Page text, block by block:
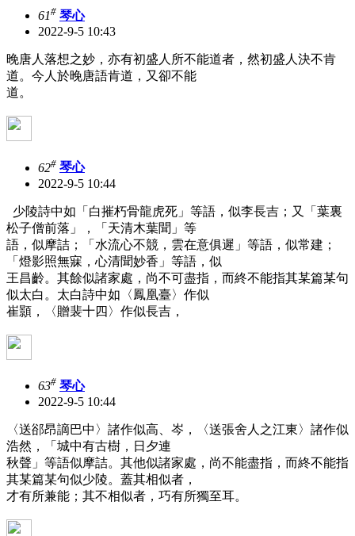
61# 琴心
2022-9-5 10:43
晚唐人落想之妙，亦有初盛人所不能道者，然初盛人決不肯
道。今人於晚唐語肯道，又卻不能
道。
62# 琴心
2022-9-5 10:44
少陵詩中如「白摧朽骨龍虎死」等語，似李長吉；又「葉裏
松子僧前落」，「天清木葉聞」等
語，似摩詰；「水流心不競，雲在意俱遲」等語，似常建；
「燈影照無寐，心清聞妙香」等語，似
王昌齡。其餘似諸家處，尚不可盡指，而終不能指其某篇某句
似太白。太白詩中如〈鳳凰臺〉作似
崔顥，〈贈裴十四〉作似長吉，
63# 琴心
2022-9-5 10:44
〈送郤昂謫巴中〉諸作似高、岑，〈送張舍人之江東〉諸作似
浩然，「城中有古樹，日夕連
秋聲」等語似摩詰。其他似諸家處，尚不能盡指，而終不能指
其某篇某句似少陵。蓋其相似者，
才有所兼能；其不相似者，巧有所獨至耳。